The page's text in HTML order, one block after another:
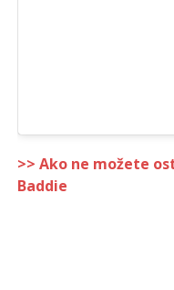
>> Ako ne možete
Baddie